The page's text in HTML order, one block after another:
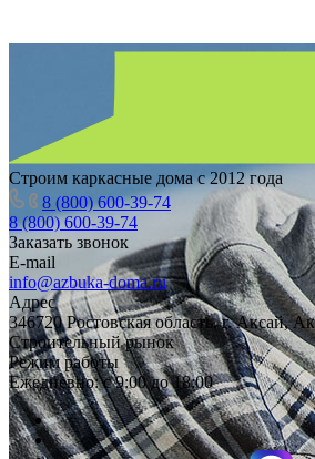
Строим каркасные дома с 2012 года
8 (800) 600-39-74
8 (800) 600-39-74
Заказать звонок
E-mail
info@azbuka-doma.ru
Адрес
346720 Ростовская область, г. Аксай,
Строительный рынок
Режим работы
Ежедневно: с 9:00 до 18:00